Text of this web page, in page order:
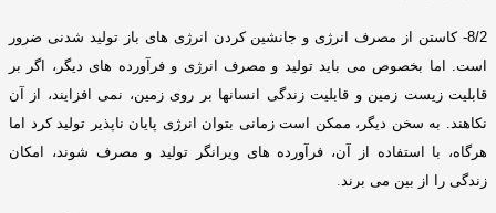
8/2- کاستن از مصرف انرژی و جانشین کردن انرژی های باز تولید شدنی ضرور
است.
اما بخصوص می باید تولید و مصرف انرژی و فرآورده های دیگر، اگر بر
قابلیت زیست زمین و قابلیت زندگی انسانها بر روی زمین، نمی افزایند، از آن
نکاهند
به سخن دیگر، ممکن است زمانی بتوان انرژی پایان ناپذیر تولید کرد اما
هرگاه، با استفاده از آن، فرآورده های ویرانگر تولید و مصرف شوند،
امکان
زندگی را از بین می برند